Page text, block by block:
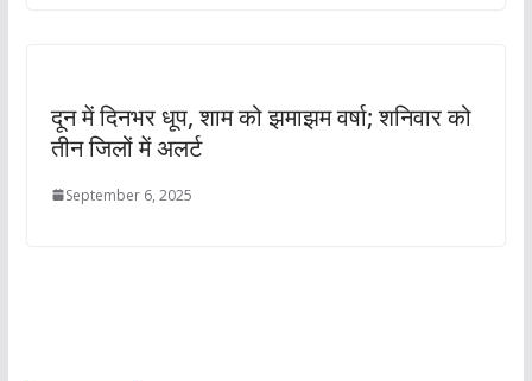
दून में दिनभर धूप, शाम को झमाझम वर्षा; शनिवार को
तीन जिलों में अलर्ट
September 6, 2025